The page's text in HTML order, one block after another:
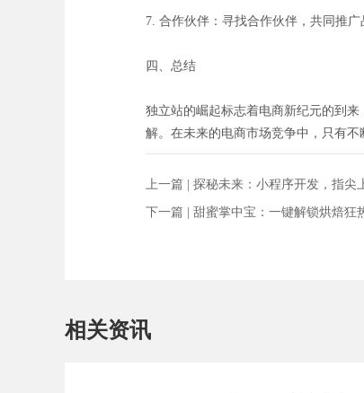
7. 合作伙伴：寻找合作伙伴，共同推广
四、总结
独立站的崛起标志着电商新纪元的到
解。在未来的电商市场竞争中，只有
上一篇 | 探秘未来：小程序开发，指尖
下一篇 | 甜蜜掌中宝：一键解锁烘焙狂
相关资讯